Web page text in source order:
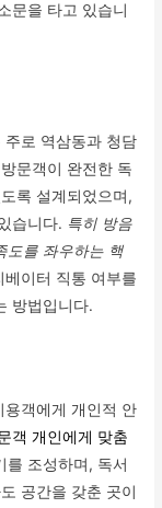
문을 타고 있습니
주로 역삼동과 청담
문객이 완전한 독
록 설계되었으며,
습니다. 특히 방음
도를 좌우하는 핵
이터 직통 여부를
방법입니다.
용객에게 개인적 안
객 개인에게 맞춤
를 조성하며, 독서
공간을 갖춘 곳이